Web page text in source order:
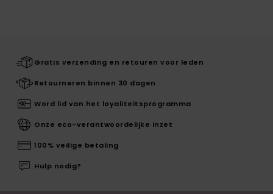
Gratis verzending en retouren voor leden
Retourneren binnen 30 dagen
Word lid van het loyaliteitsprogramma
Onze eco-verantwoordelijke inzet
100% veilige betaling
Hulp nodig?